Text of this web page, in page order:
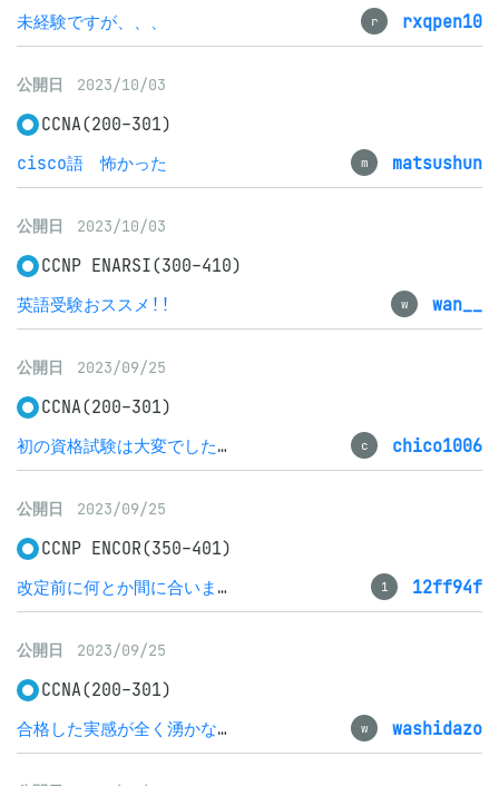
未経験ですが、、、
r rxqpen10
公開日 2023/10/03
CCNA(200-301)
cisco語 怖かった
m matsushun
公開日 2023/10/03
CCNP ENARSI(300-410)
英語受験おススメ!!
w wan__
公開日 2023/09/25
CCNA(200-301)
初の資格試験は大変でした。
c chico1006
公開日 2023/09/25
CCNP ENCOR(350-401)
改定前に何とか間に合いました
1 12ff94f
公開日 2023/09/25
CCNA(200-301)
合格した実感が全く湧かない…
w washidazo